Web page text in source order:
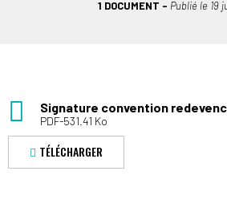
1 DOCUMENT Publié le 19
Signature convention
PDF-531.41 Ko
TÉLÉCHARGER